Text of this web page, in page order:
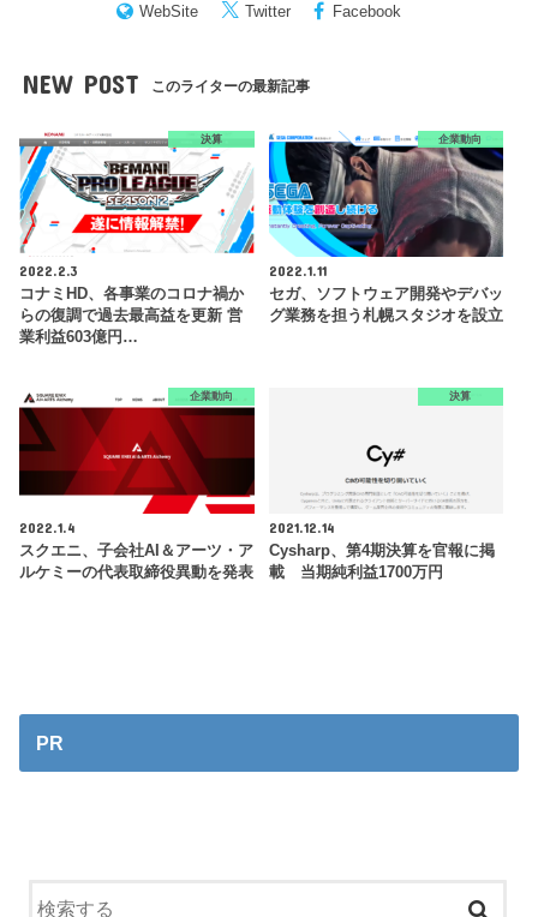
WebSite Twitter Facebook
NEW POST このライターの最新記事
決算
2022.2.3
コナミHD、各事業のコロナ禍か
らの復調で過去最高益を更新 営
業利益603億円…
企業動向
2022.1.11
セガ、ソフトウェア開発やデバッ
グ業務を担う札幌スタジオを設立
企業動向
2022.1.4
スクエニ、子会社AI＆アーツ・ア
ルケミーの代表取締役異動を発表
決算
2021.12.14
Cysharp、第4期決算を官報に掲
載 当期純利益1700万円
PR